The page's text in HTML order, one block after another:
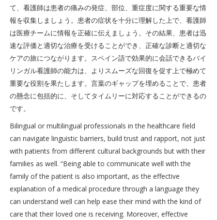
て、看護師は患者の痛みの発症、部位、重症度に関する重要な情
報を収集しましょう。患者の症状を十分に理解した上で、看護師
は医療チームに情報を正確に伝えましょう。その結果、患者は迅
速な評価と適切な治療を受けることができ、正確な診断と適切な
ケアの旅につながります。スペイン語で効果的に会話できるバイ
リンガル看護師の能力は、よりスムーズな回復を促す上で極めて
重要な役割を果たします。言葉のギャップを埋めることで、患者
の懸念に包括的に、そしてタイムリーに対応することができるの
です。
Bilingual or multilingual professionals in the healthcare field
can navigate linguistic barriers, build trust and rapport, not just
with patients from different cultural backgrounds but with their
families as well. “Being able to communicate well with the
family of the patient is also important, as the effective
explanation of a medical procedure through a language they
can understand well can help ease their mind with the kind of
care that their loved one is receiving. Moreover, effective